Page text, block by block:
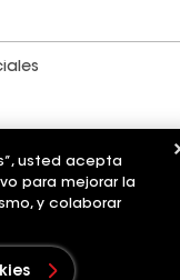
para proveedores
usted acepta
para mejorar la
y colaborar